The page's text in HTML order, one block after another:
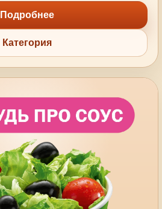
Подробнее
Категория